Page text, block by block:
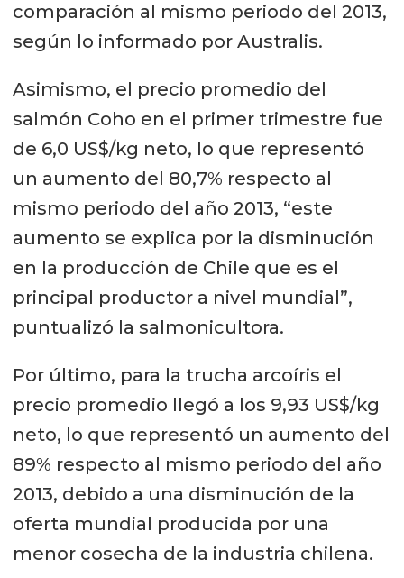
comparación al mismo periodo del 2013,
según lo informado por Australis.
Asimismo, el precio promedio del
salmón Coho en el primer trimestre fue
de 6,0 US$/kg neto, lo que representó
un aumento del 80,7% respecto al
mismo periodo del año 2013, “este
aumento se explica por la disminución
en la producción de Chile que es el
principal productor a nivel mundial”,
puntualizó la salmonicultora.
Por último, para la trucha arcoíris el
precio promedio llegó a los 9,93 US$/kg
neto, lo que representó un aumento del
89% respecto al mismo periodo del año
2013, debido a una disminución de la
oferta mundial producida por una
menor cosecha de la industria chilena.